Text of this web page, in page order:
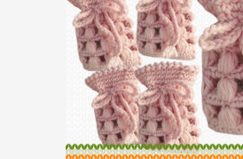
5 Sacchetti